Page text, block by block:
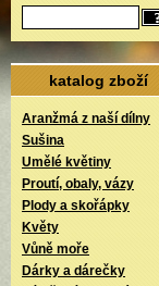
katalog zboží
Aranžmá z naší dílny
Sušina
Umělé květiny
Proutí, obaly, vázy
Plody a skořápky
Květy
Vůně moře
Dárky a dárečky